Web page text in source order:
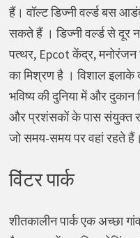
हैं। वॉल्ट डिज्नी वर्ल्ड बस
सकते हैं । डिज्नी वर्ल्ड से दूर
पत्थर, Epcot केंद्र, मनोरंजन
का मिश्रण है । विशाल इलाके
भविष्य की दुनिया में और दुकान
और प्रशंसकों के पास संयुक्त
जो समय-समय पर वहां रहते हैं।
विंटर पार्क
शीतकालीन पार्क एक अच्छा